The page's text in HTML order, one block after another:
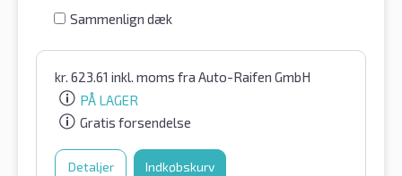
Sammenlign dæk
kr. 623.61 inkl. moms fra Auto-Raifen GmbH
PÅ LAGER
Gratis forsendelse
Detaljer Indkøbskurv